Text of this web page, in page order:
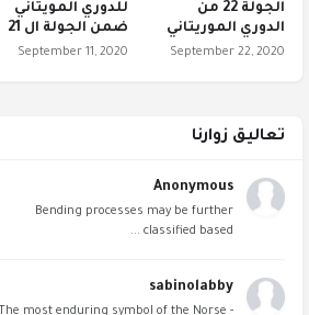
الجولة 22 من
الدوري الموريتاني
September 22, 2020
للدوري المويتاني
ضمن الجولة ال 21
September 11, 2020
تعاليق زوارنا
Anonymous
Bending processes may be further
classified based ...
sabinolabby
The most enduring symbol of the Norse -